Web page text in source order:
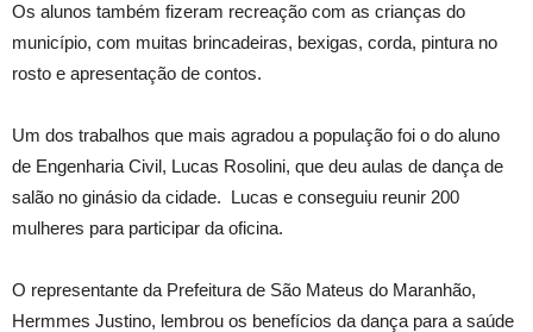
Os alunos também fizeram recreação com as crianças do
município, com muitas brincadeiras, bexigas, corda, pintura no
rosto e apresentação de contos.
Um dos trabalhos que mais agradou a população foi o do aluno
de Engenharia Civil, Lucas Rosolini, que deu aulas de dança de
salão no ginásio da cidade. Lucas e conseguiu reunir 200
mulheres para participar da oficina.
O representante da Prefeitura de São Mateus do Maranhão,
Hermmes Justino, lembrou os benefícios da dança para a saúde